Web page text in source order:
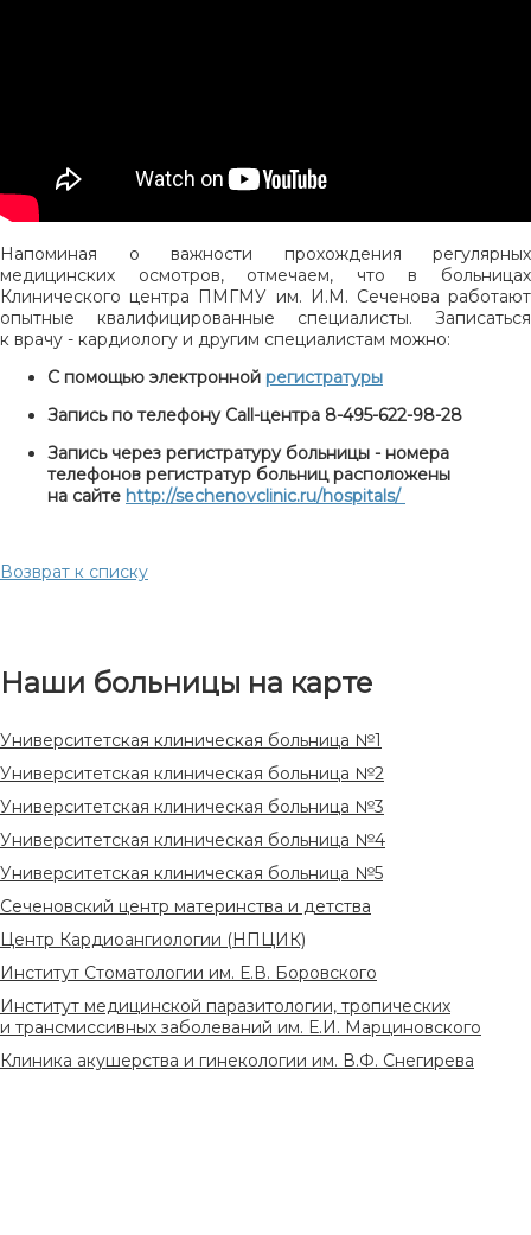
Напоминая о важности прохождения регулярных
медицинских осмотров, отмечаем, что в больницах
Клинического центра ПМГМУ им. И.М. Сеченова работают
опытные квалифицированные специалисты. Записаться
к врачу - кардиологу и другим специалистам можно:
С помощью электронной регистратуры
Запись по телефону Call-центра 8-495-622-98-28
Запись через регистратуру больницы - номера
телефонов регистратур больниц расположены
на сайте http://sechenovclinic.ru/hospitals/
Возврат к списку
Наши больницы на карте
Университетская клиническая больница №1
Университетская клиническая больница №2
Университетская клиническая больница №3
Университетская клиническая больница №4
Университетская клиническая больница №5
Сеченовский центр материнства и детства
Центр Кардиоангиологии (НПЦИК)
Институт Стоматологии им. Е.В. Боровского
Институт медицинской паразитологии, тропических
и трансмиссивных заболеваний им. Е.И. Марциновского
Клиника акушерства и гинекологии им. В.Ф. Снегирева